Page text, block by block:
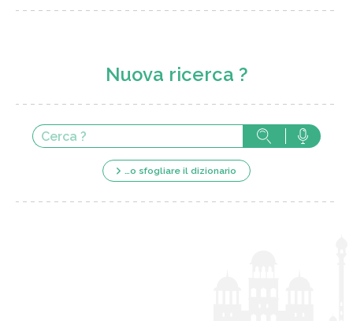
Nuova ricerca ?
…o sfogliare il dizionario